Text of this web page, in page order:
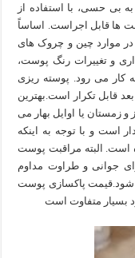
بی حسی، با استفاده از
ها قابل اجراست. اساساً
موارد چین و چروک های
و تغییرات رنگ پوست،
کار می رود. پوسته ریزی
هفته بعد قابل تکرار است.بهترین
و زمستان یا اوایل بهار می
است و با توجه به اینکه
است. البته مراقبت پوست
جوانی و طراوت مداوم
می شود.قیمت پاکسازی پوست
بسیار متفاوت است